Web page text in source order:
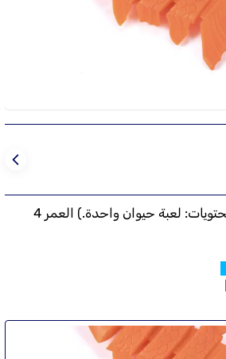
بيست واي باث بالز (المحتويات: لعبة حيوان واحدة.) العمر 4